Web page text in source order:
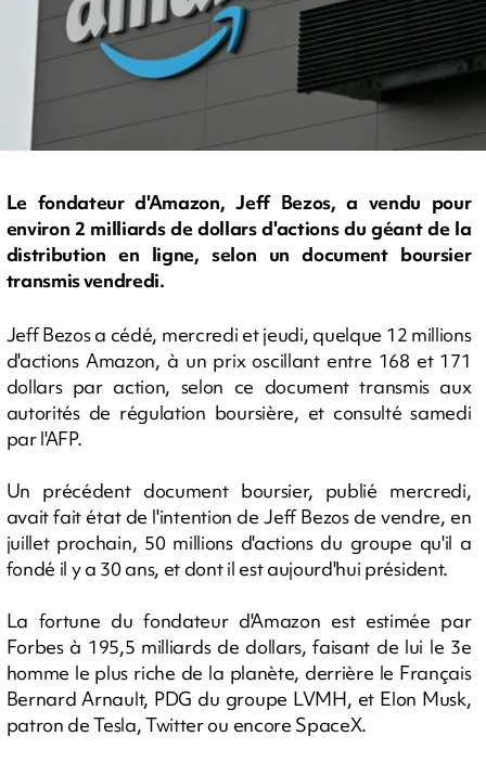
Le fondateur d'Amazon, Jeff Bezos, a vendu pour
environ 2 milliards de dollars d'actions du géant de la
distribution en ligne, selon un document boursier
transmis vendredi.
Jeff Bezos a cédé, mercredi et jeudi, quelque 12 millions
d'actions Amazon, à un prix oscillant entre 168 et 171
dollars par action, selon ce document transmis aux
autorités de régulation boursière, et consulté samedi
par l'AFP.
Un précédent document boursier, publié mercredi,
avait fait état de l'intention de Jeff Bezos de vendre, en
juillet prochain, 50 millions d'actions du groupe qu'il a
fondé il y a 30 ans, et dont il est aujourd'hui président.
La fortune du fondateur d'Amazon est estimée par
Forbes à 195,5 milliards de dollars, faisant de lui le 3e
homme le plus riche de la planète, derrière le Français
Bernard Arnault, PDG du groupe LVMH, et Elon Musk,
patron de Tesla, Twitter ou encore SpaceX.